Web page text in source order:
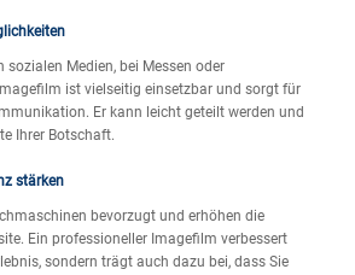
sozialen Medien, bei Messen oder
ist vielseitig einsetzbar und sorgt für
Er kann leicht geteilt werden und
Ihrer Botschaft.
stärken
bevorzugt und erhöhen die
Ein professioneller Imagefilm verbessert
sondern trägt auch dazu bei, dass Sie